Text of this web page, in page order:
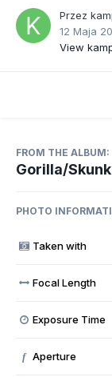
Przez
12 Maja
View
FROM THE ALBUM:
Gorilla/Skunk
PHOTO
Taken with
Focal Length
Exposure Time
f Aperture